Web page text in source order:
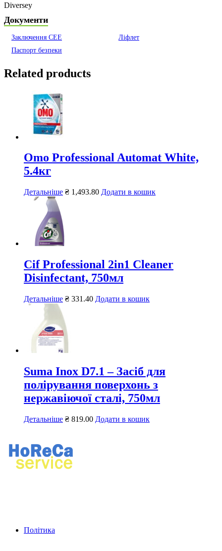
Diversey
Документи
Заключення СЕЕ
Ліфлет
Паспорт безпеки
Related products
Omo Professional Automat White,
5.4кг
Детальніше ₴ 1,493.80 Додати в кошик
Cif Professional 2in1 Cleaner
Disinfectant, 750мл
Детальніше ₴ 331.40 Додати в кошик
Suma Inox D7.1 – Засіб для
полірування поверхонь з
нержавіючої сталі, 750мл
Детальніше ₴ 819.00 Додати в кошик
Політика